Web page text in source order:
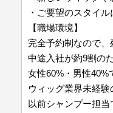
・ご要望のスタイ
【職場環境】
完全予約制なので、
中途入社が約9割の
女性60%・男性40%
ウィッグ業界未経験
以前シャンプー担当